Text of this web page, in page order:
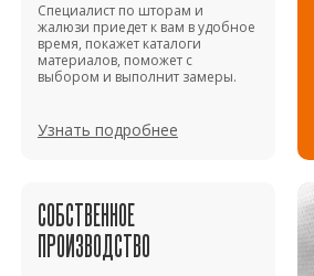
СОБСТВЕННОЕ
ПРОИЗВОДСТВО
Узнать подробнее
Специалист по шторам и
жалюзи приедет к вам в удобное
время, покажет каталоги
материалов, поможет с
выбором и выполнит замеры.